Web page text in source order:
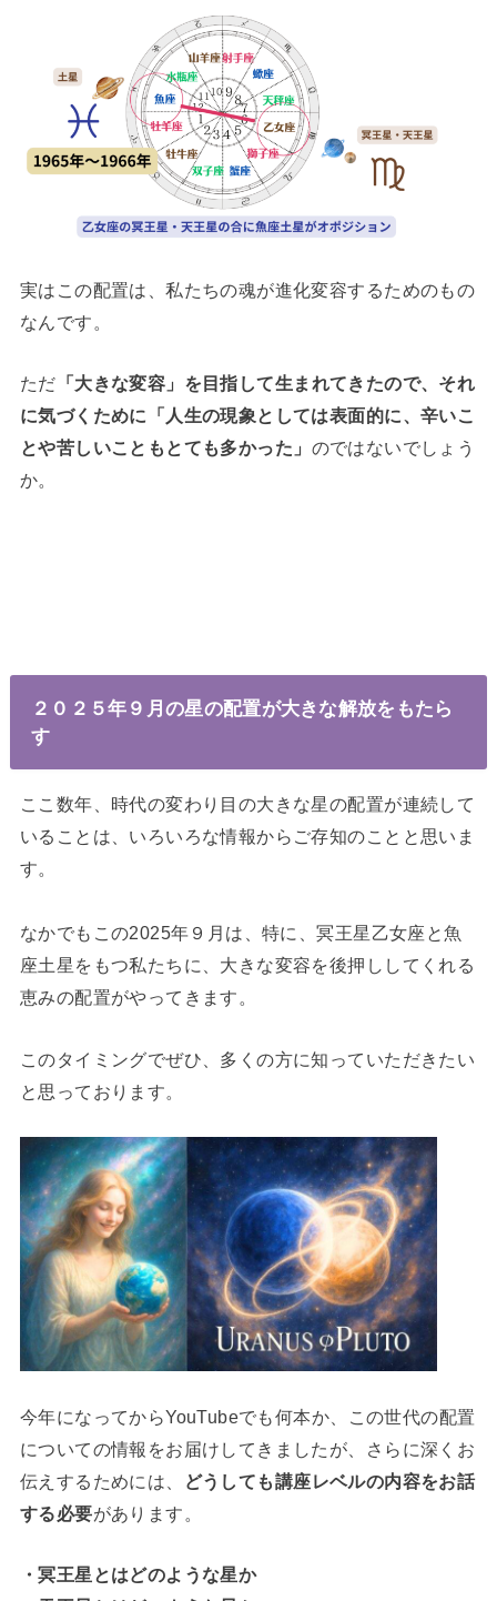
実はこの配置は、私たちの魂が進化変容するためのもの
なんです。
ただ 「大きな変容」を目指して生まれてきたので、それ
に気づくために「人生の現象としては表面的に、辛いこ
とや苦しいこともとても多かった」 のではないでしょう
か。
２０２５年９月の星の配置が大きな解放をもたら
す
ここ数年、時代の変わり目の大きな星の配置が連続して
いることは、いろいろな情報からご存知のことと思いま
す。
なかでもこの2025年９月は、特に、冥王星乙女座と魚
座土星をもつ私たちに、大きな変容を後押ししてくれる
恵みの配置がやってきます。
このタイミングでぜひ、多くの方に知っていただきたい
と思っております。
今年になってからYouTubeでも何本か、この世代の配置
についての情報をお届けしてきましたが、さらに深くお
伝えするためには、
どうしても講座レベルの内容をお話
する必要があります。
・冥王星とはどのような星か